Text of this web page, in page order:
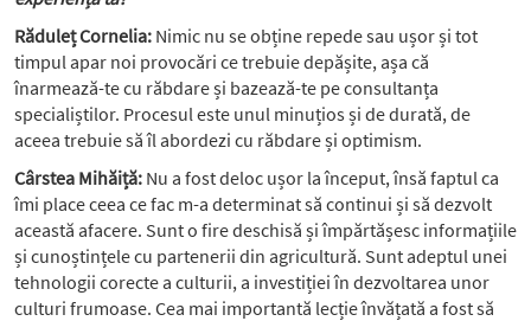
Răduleț Cornelia: Nimic nu se obține repede sau ușor și tot
timpul apar noi provocări ce trebuie depășite, așa că
înarmează-te cu răbdare și bazează-te pe consultanța
specialiștilor. Procesul este unul minuțios și de durată, de
aceea trebuie să îl abordezi cu răbdare și optimism.
Cârstea Mihăiță: Nu a fost deloc ușor la început, însă faptul ca
îmi place ceea ce fac m-a determinat să continui și să dezvolt
această afacere. Sunt o fire deschisă și împărtășesc informațiile
și cunoștințele cu partenerii din agricultură. Sunt adeptul unei
tehnologii corecte a culturii, a investiției în dezvoltarea unor
culturi frumoase. Cea mai importantă lecție învățată a fost să